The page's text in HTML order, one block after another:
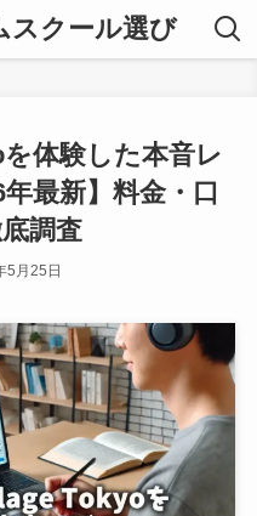
スクール選び
体験した本音レ
最新】料金・口
調査
5月25日